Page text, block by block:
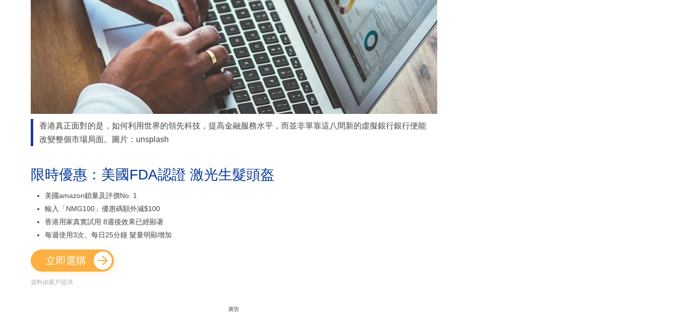
香港真正面對的是，如何利用世界的領先科技，提高金融服務水平，而並非單靠這八間新的虛擬銀行銀行便能
改變整個市場局面。圖片：unsplash
限時優惠：美國FDA認證 激光生髮頭盔
美國amazon鎖量及評價No. 1
輸入「NMG100」優惠碼額外減$100
香港用家真實試用 8週後效果已經顯著
每週使用3次、每日25分鐘 髮量明顯增加
立即選購
資料由客戶提供
廣告